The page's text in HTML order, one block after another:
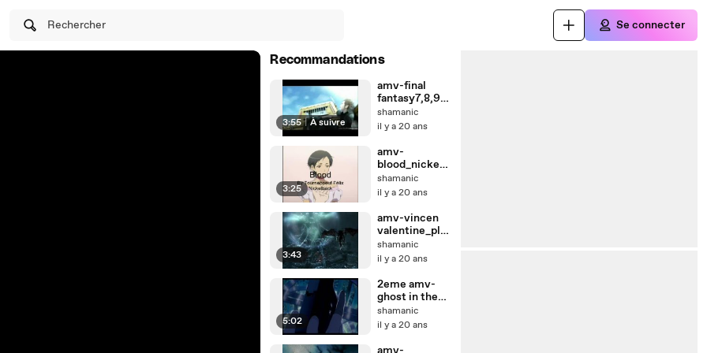
Rechercher Se connecter
Recommandations
3:55 | À suivre
amv-final
fantasy7,8,9,1
0 saez theme
shamanic
il y a 20 ans
3:25
amv-
blood_nickelb
ack
shamanic
il y a 20 ans
3:43
amv-vincen
valentine_pla
cebo
shamanic
il y a 20 ans
5:02
2eme amv-
ghost in the
shell_Muse
shamanic
il y a 20 ans